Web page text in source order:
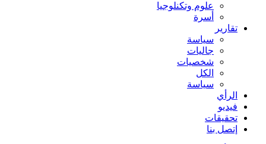
علوم وتكنلوجيا
أسرة
تقارير
سياسة
جاليات
شخصيات
الكل
سياسة
الرأي
فيديو
تحقيقات
إتصل بنا